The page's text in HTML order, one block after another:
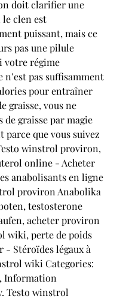
doit clarifier une
le clen est
puissant, mais ce
pas une pilule
votre régime
pas suffisamment
pour entraîner
graisse, vous ne
de graisse par magie
parce que vous suivez
winstrol proviron,
online - Acheter
anabolisants en ligne
proviron Anabolika
testosterone
acheter proviron
wiki, perte de poids
- Stéroïdes légaux à
wiki Categories:
Information
Testo winstrol